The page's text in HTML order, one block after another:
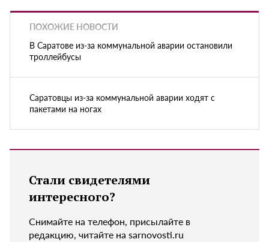
ПОХОЖИЕ НОВОСТИ
В Саратове из-за коммунальной аварии остановили
троллейбусы
Саратовцы из-за коммунальной аварии ходят с
пакетами на ногах
Стали свидетелями
интересного?
Снимайте на телефон, присылайте в
редакцию, читайте на sarnovosti.ru